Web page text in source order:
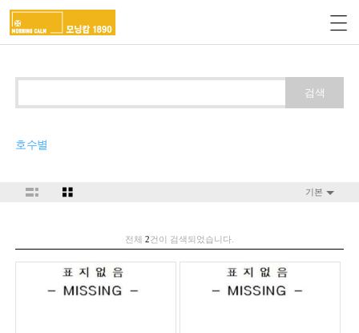
검색
호수별
기본
전체 2건이 검색되었습니다.